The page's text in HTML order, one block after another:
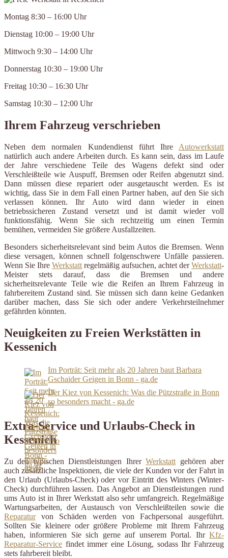
Montag 8:30 – 16:00 Uhr
Dienstag 10:00 – 19:00 Uhr
Mittwoch 9:30 – 14:00 Uhr
Donnerstag 10:30 – 19:00 Uhr
Freitag 10:30 – 16:30 Uhr
Samstag 10:30 – 12:00 Uhr
Ihrem Fahrzeug verschrieben
Neben dem normalen Kundendienst führt Ihre Autowerkstatt
natürlich auch andere Arbeiten durch. Es kann sein, dass im Laufe
der Jahre verschiedene Teile des Wagens defekt sind oder
Verschleißteile wie Auspuff, Bremsen oder Reifen abgenutzt sind.
Dann müssen diese repariert oder ausgetauscht werden. Es ist
wichtig, dass Sie in dem Fall einen Partner haben, auf den Sie sich
verlassen können. Ihr Auto wird dann wieder in einen
betriebssicheren Zustand versetzt und ist damit wieder voll
funktionsfähig. Wenn Sie sich rechtzeitig um einen Termin
bemühen, vermeiden Sie größere Ausfallzeiten.
Besonders sicherheitsrelevant sind beim Autos die Bremsen. Wenn
diese versagen, können schnell folgenschwere Unfälle passieren.
Wenn Sie Ihre Werkstatt regelmäßig aufsuchen, achtet derWerkstatt-
Meister stets darauf, dass die Bremsen und andere
sicherheitsrelevante Teile wie die Reifen an Ihrem Fahrzeug in
fahrbereitem Zustand sind. Sie müssen sich dann keine Gedanken
darüber machen, dass Sie sich oder andere Verkehrsteilnehmer
gefährden könnten.
Neuigkeiten zu Freien Werkstätten in
Kessenich
Im Porträt: Seit mehr als 20 Jahren baut Barbara
Gschaider Geigen in Bonn - ga.de
Der Kiez von Kessenich: Was die Pützstraße in Bonn
so besonders macht - ga.de
Extra-Service und Urlaubs-Check in
Kessenich
Zu den typischen Dienstleistungen IhrerWerkstatt gehören aber
auch zusätzliche Inspektionen, die viele der Kunden vor der Fahrt in
den Urlaub (Urlaubs-Check) oder vor Eintritt des Winters (Winter-
Check) durchführen lassen. Das Angebot an Dienstleistungen rund
ums Auto ist in Ihrer Werkstatt also sehr umfangreich. Regelmäßige
Wartungsarbeiten, der Austausch von Verschleißteilen sowie die
Reparaturvon Schäden werden von Fachpersonal ausgeführt.
Sollten Sie kleinere oder größere Probleme mit Ihrem Fahrzeug
haben, informieren Sie sich gerne auf unserem Portal. Ihr Kfz-
Reparatur-Service findet immer eine Lösung, sodass Ihr Fahrzeug
stets fahrbereit bleibt.